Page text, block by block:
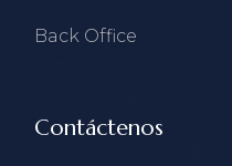
Back Office
Contáctenos